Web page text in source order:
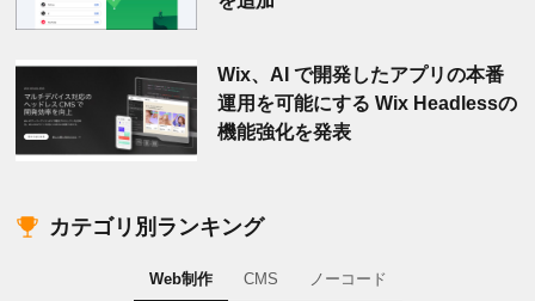
Wix、AI で開発したアプリの本番
運用を可能にする Wix Headlessの
機能強化を発表
カテゴリ別ランキング
Web制作 CMS ノーコード